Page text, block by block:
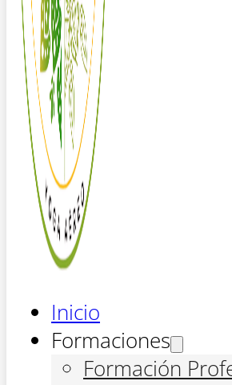
Inicio
Formaciones
Formación